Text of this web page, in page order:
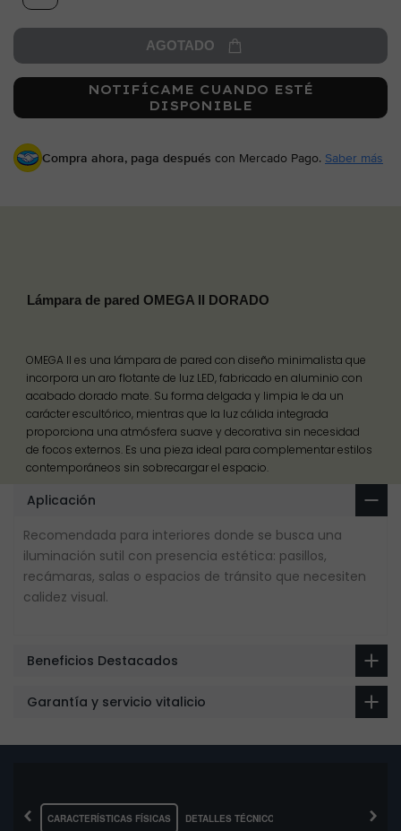
AGOTADO
NOTIFÍCAME CUANDO ESTÉ
DISPONIBLE
Compra ahora, paga después con Mercado Pago. Saber más
Lámpara de pared OMEGA II DORADO
OMEGA II es una lámpara de pared con diseño minimalista que
incorpora un aro flotante de luz LED, fabricado en aluminio con
acabado dorado mate. Su forma delgada y limpia le da un
carácter escultórico, mientras que la luz cálida integrada
proporciona una atmósfera suave y decorativa sin necesidad
de focos externos. Es una pieza ideal para complementar estilos
contemporáneos sin sobrecargar el espacio.
Aplicación
Recomendada para interiores donde se busca una
iluminación sutil con presencia estética: pasillos,
recámaras, salas o espacios de tránsito que necesiten
calidez visual.
Beneficios Destacados
Garantía y servicio vitalicio
‹ CARACTERÍSTICAS FÍSICAS DETALLES TÉCNICOS ›